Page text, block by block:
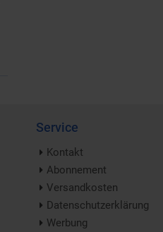
Service
Kontakt
Abonnement
Versandkosten
Datenschutzerklärung
Werbung